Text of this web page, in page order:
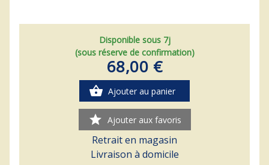
Disponible sous 7j
(sous réserve de confirmation)
68,00 €
shopping_basket Ajouter au panier
star Ajouter aux favoris
Retrait en magasin
Livraison à domicile